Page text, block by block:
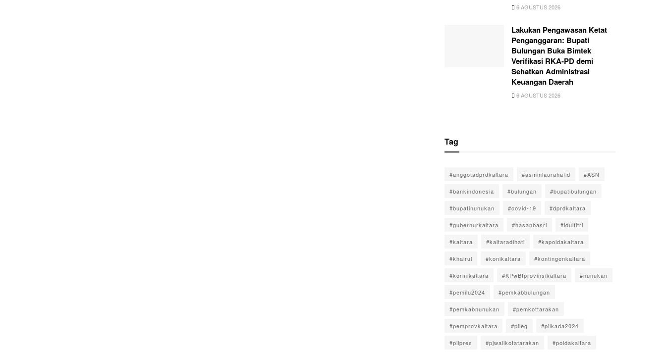
6 AGUSTUS 2026
Lakukan Pengawasan Ketat
Penganggaran: Bupati
Bulungan Buka Bimtek
Verifikasi RKA-PD demi
Sehatkan Administrasi
Keuangan Daerah
6 AGUSTUS 2026
Tag
#anggotadprdkaltara #asminlaurahafid #ASN
#bankindonesia #bulungan #bupatibulungan
#bupatinunukan #covid-19 #dprdkaltara
#gubernurkaltara #hasanbasri #idulfitri
#kaltara #kaltaradihati #kapoldakaltara
#khairul #konikaltara #kontingenkaltara
#kormikaltara #KPwBIprovinsikaltara #nunukan
#pemilu2024 #pemkabbulungan
#pemkabnunukan #pemkottarakan
#pemprovkaltara #pileg #pilkada2024
#pilpres #pjwalikotatarakan #poldakaltara